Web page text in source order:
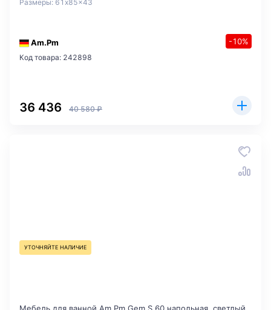
Размеры: 61x85x43
Am.Pm -10%
Код товара: 242898
36 436 40 580 ₽
УТОЧНЯЙТЕ НАЛИЧИЕ